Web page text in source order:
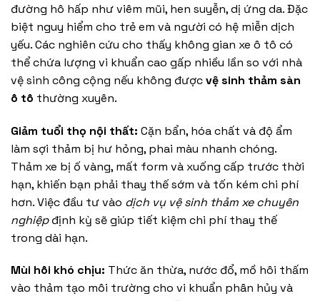
đường hô hấp như viêm mũi, hen suyễn, dị ứng da. Đặc
biệt nguy hiểm cho trẻ em và người có hệ miễn dịch
yếu. Các nghiên cứu cho thấy không gian xe ô tô có
thể chứa lượng vi khuẩn cao gấp nhiều lần so với nhà
vệ sinh công cộng nếu không đượcvệ sinh thảm sàn
ô tô thường xuyên.
Giảm tuổi thọ nội thất: Cặn bẩn, hóa chất và độ ẩm
làm sợi thảm bị hư hỏng, phai màu nhanh chóng.
Thảm xe bị ố vàng, mất form và xuống cấp trước thời
hạn, khiến bạn phải thay thế sớm và tốn kém chi phí
hơn. Việc đầu tư vào dịch vụ vệ sinh thảm xe chuyên
nghiệpđịnh kỳ sẽ giúp tiết kiệm chi phí thay thế
trong dài hạn.
Mùi hôi khó chịu: Thức ăn thừa, nước đổ, mồ hôi thấm
vào thảm tạo môi trường cho vi khuẩn phân hủy và